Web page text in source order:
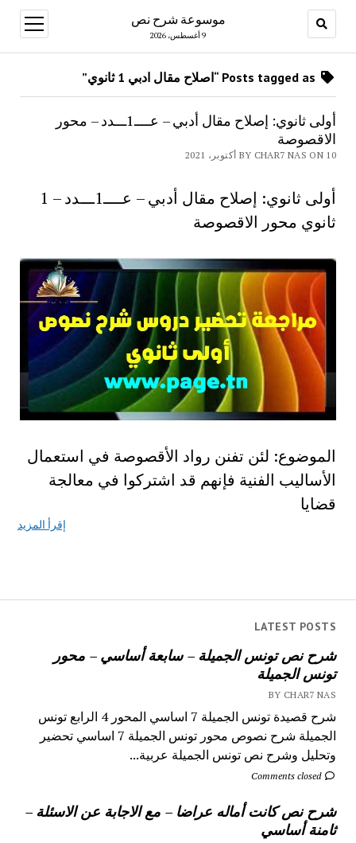
موسوعة شرح نص
9 أغسطس، 2026
open
menu
LATEST POSTS
شرح نص تونس الجميلة – سابعة أساسي – محور
تونس الجميلة
BY CHAR7 NAS
شرح قصيدة تونس الجميلة 7 اساسي المحور 4 الرابع تونس
الجميلة شرح نصوص محور تونس الجميلة 7 اساسي تحضير
وتحليل وشرح نص تونس الجميلة عربية...
Comments closed
شرح نص كانت أماله عراضا – مع الاجابة عن الاسئلة –
ثامنة أساسي
أولى ثانوي: إصلاح مقال أدبي – عــــ1ـــدد – محور
الاقصوصة
BY CHAR7 NAS ON 10 أكتوبر، 2021
أولى ثانوي: إصلاح مقال أدبي – عــــ1ـــدد – 1
ثانوي محور الاقصوصة
الموضوع: لئن تفنن رواد الأقصوصة في استعمال
الأساليب الفنية فإنهم قد اشتركوا في معالجة
قضايا
إقرأ المزيد